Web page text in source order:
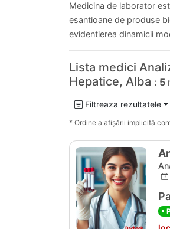
Medicina de laborator
esantioane de produse
evidentierea dinamicii
Lista medici
Hepatice, Alba : 5
Filtreaza rezultatele
* Ordine a afișării implicită
•